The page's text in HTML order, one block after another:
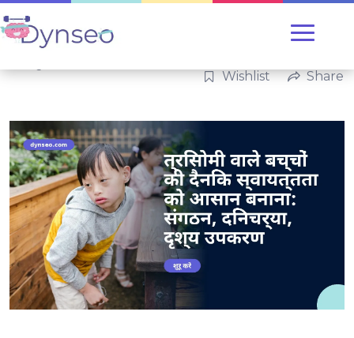
Wishlist Share